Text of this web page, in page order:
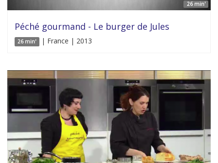
26 min'
Péché gourmand - Le burger de Jules
26 min' | France | 2013